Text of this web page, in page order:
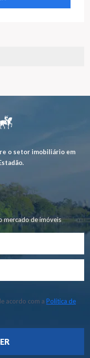
o setor imobiliário em
mercado de imóveis
acordo com a Política de